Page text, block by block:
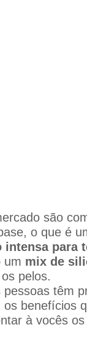
são
o que é
intensa para
um mix de
pelos.
os benefícios
à vocês os